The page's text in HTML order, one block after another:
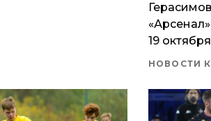
19
НОВОСТИ